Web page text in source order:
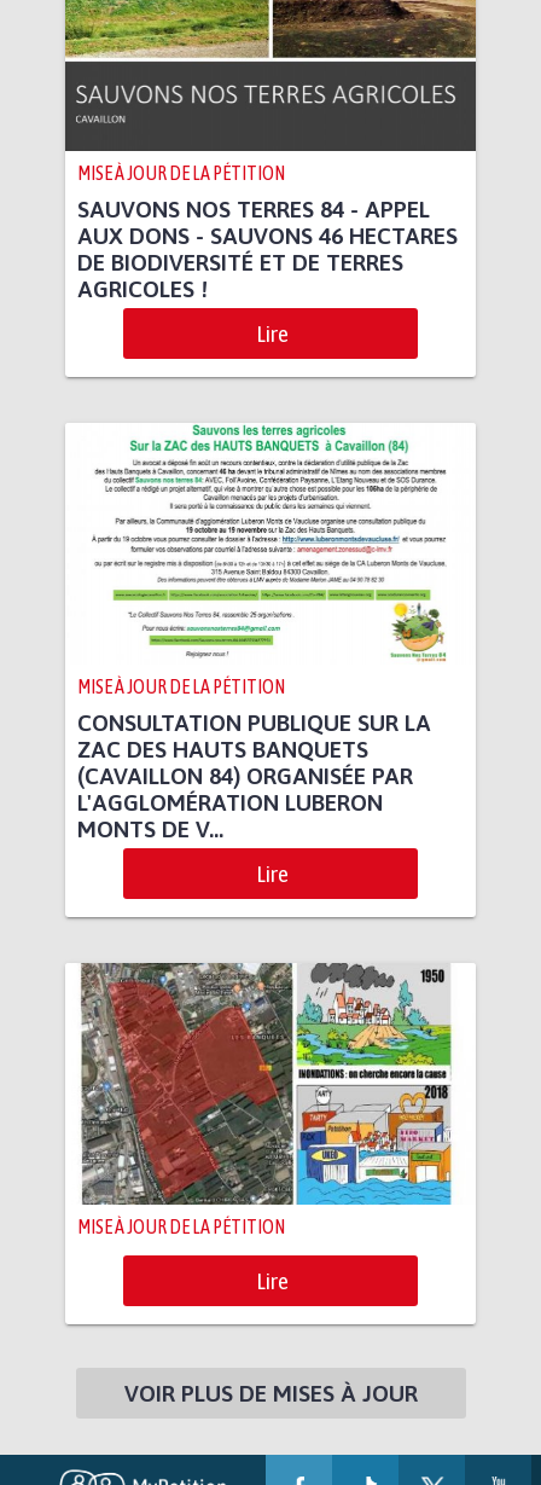
MISE À JOUR DE LA PÉTITION
SAUVONS NOS TERRES 84 - APPEL
AUX DONS - SAUVONS 46 HECTARES
DE BIODIVERSITÉ ET DE TERRES
AGRICOLES !
Lire
MISE À JOUR DE LA PÉTITION
CONSULTATION PUBLIQUE SUR LA
ZAC DES HAUTS BANQUETS
(CAVAILLON 84) ORGANISÉE PAR
L'AGGLOMÉRATION LUBERON
MONTS DE V...
Lire
MISE À JOUR DE LA PÉTITION
Lire
VOIR PLUS DE MISES À JOUR